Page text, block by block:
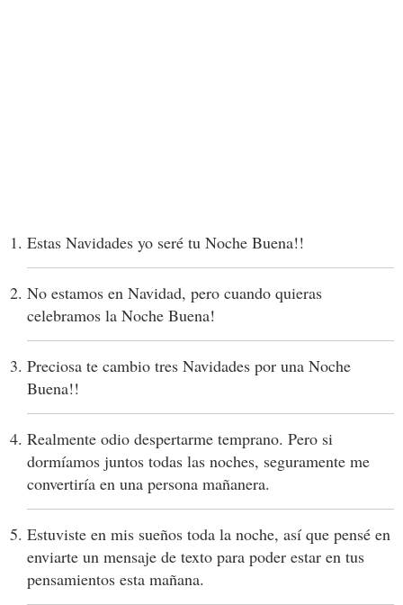
Estas Navidades yo seré tu Noche Buena!!
No estamos en Navidad, pero cuando quieras
celebramos la Noche Buena!
Preciosa te cambio tres Navidades por una Noche
Buena!!
Realmente odio despertarme temprano. Pero si
dormíamos juntos todas las noches, seguramente me
convertiría en una persona mañanera.
Estuviste en mis sueños toda la noche, así que pensé en
enviarte un mensaje de texto para poder estar en tus
pensamientos esta mañana.